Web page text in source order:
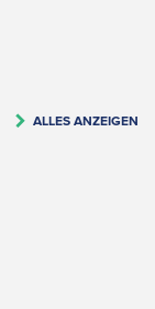
ALLES ANZEIGEN